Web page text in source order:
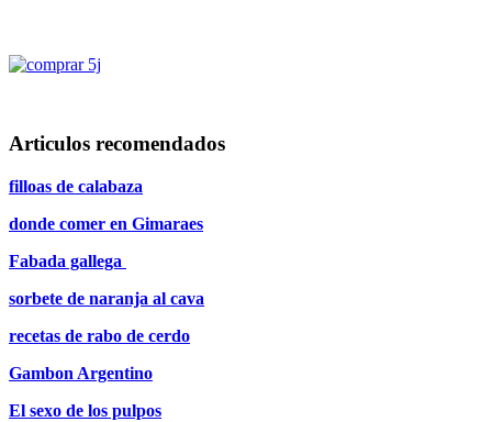
Articulos recomendados
filloas de calabaza
donde comer en Gimaraes
Fabada gallega
sorbete de naranja al cava
recetas de rabo de cerdo
Gambon Argentino
El sexo de los pulpos